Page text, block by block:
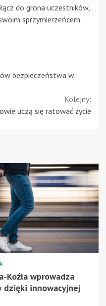
do grona uczestników,
sprzymierzeńcem.
bezpieczeństwa w
Kolejny:
uczą się ratować życie
Koźla wprowadza
innowacyjnej